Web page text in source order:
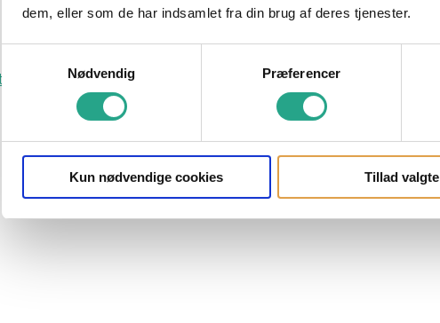
dem, eller som de har indsamlet fra din brug af deres tjenester.
Nødvendig
Præferencer
Kun nødvendige cookies Tillad valgte